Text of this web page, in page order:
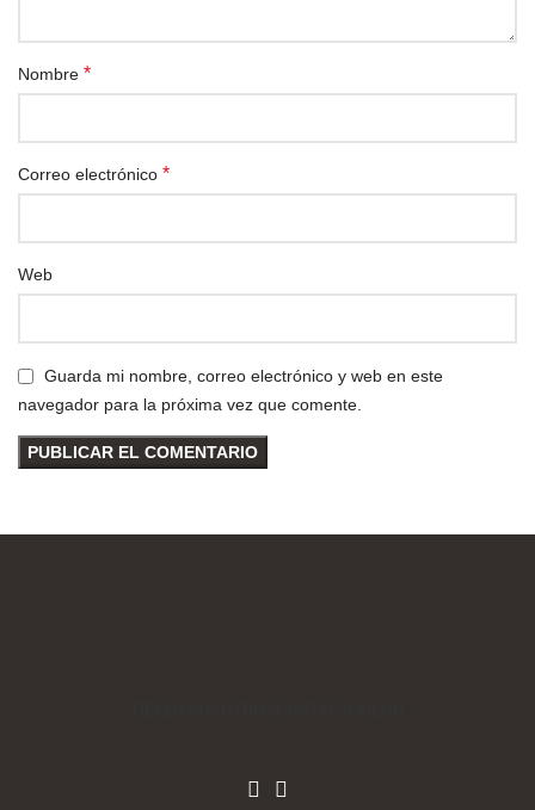
Nombre *
Correo electrónico *
Web
Guarda mi nombre, correo electrónico y web en este
navegador para la próxima vez que comente.